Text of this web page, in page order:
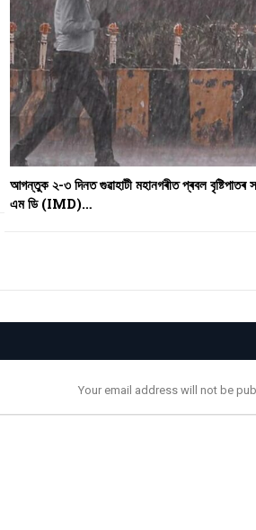
আগন্তুক ২-৩ দিনত গুৱাহাটী মহানগৰীত প্ৰবল বৃষ্টিপাতৰ
এম ডি (IMD)…
Your email address will not be